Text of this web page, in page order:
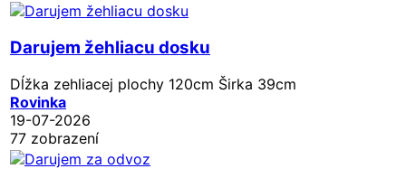
Darujem žehliacu dosku
Dĺžka zehliacej plochy 120cm Širka 39cm
Rovinka
19-07-2026
77 zobrazení